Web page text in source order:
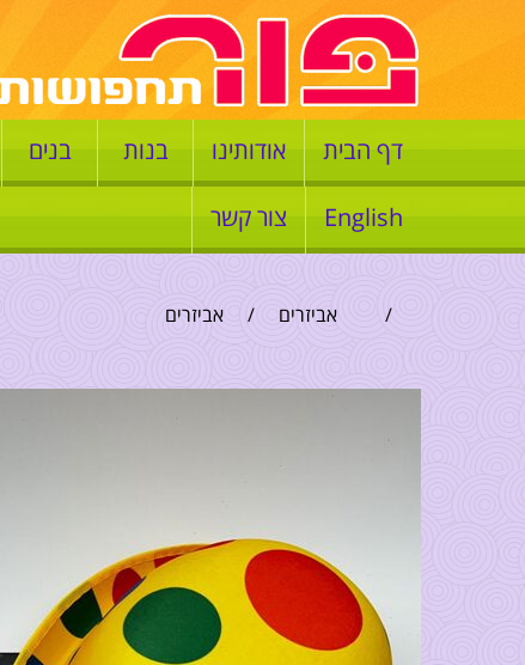
דף הבית אודותינו בנות בנים
English צור קשר
/ אביזרים / אביזרים